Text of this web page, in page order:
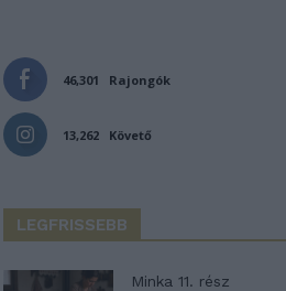
46,301 Rajongók
13,262 Követő
LEGFRISSEBB
Minka 11. rész